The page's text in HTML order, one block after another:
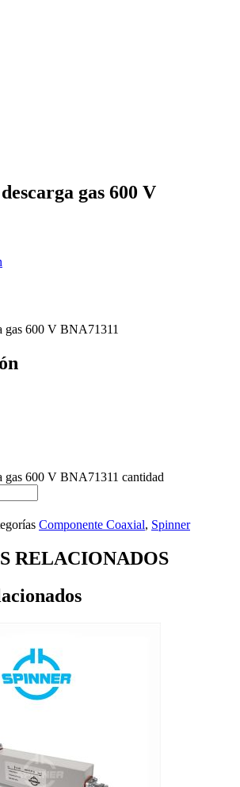
gas 600 V
gas 600 V BNA71311
gas 600 V BNA71311 cantidad
Componente Coaxial, Spinner
RELACIONADOS